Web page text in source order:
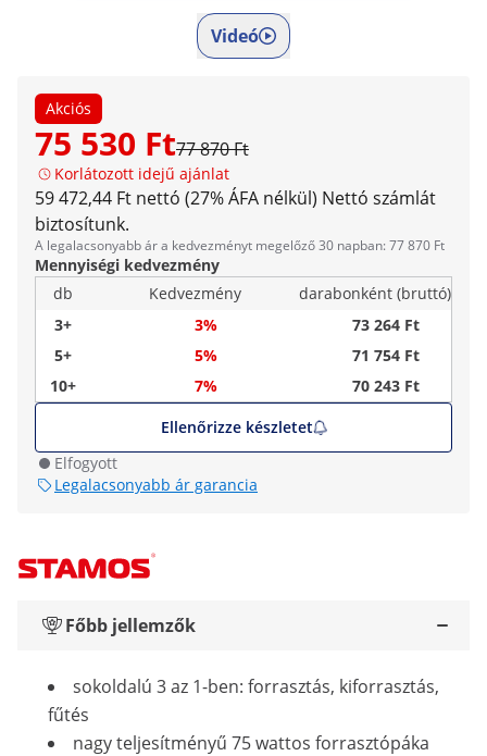
Videó
Akciós
75 530 Ft77 870 Ft
Korlátozott idejű ajánlat
59 472,44 Ft nettó (27% ÁFA nélkül) Nettó számlát
biztosítunk.
A legalacsonyabb ár a kedvezményt megelőző 30 napban: 77 870 Ft
Mennyiségi kedvezmény
db
Kedvezmény
darabonként (bruttó)
3+
3%
73 264 Ft
5+
5%
71 754 Ft
10+
7%
70 243 Ft
Ellenőrizze készletet
Elfogyott
Legalacsonyabb ár garancia
Főbb jellemzők
sokoldalú 3 az 1-ben: forrasztás, kiforrasztás,
fűtés
nagy teljesítményű 75 wattos forrasztópáka